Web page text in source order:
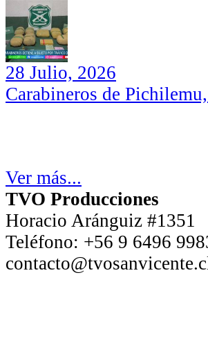
28 Julio, 2026
Carabineros de
Ver más...
TVO Producciones
Horacio Aránguiz #1351
Teléfono: +56 9 6496